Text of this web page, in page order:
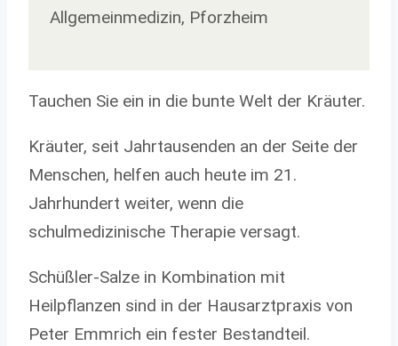
Allgemeinmedizin, Pforzheim
Tauchen Sie ein in die bunte Welt der Kräuter.
Kräuter, seit Jahrtausenden an der Seite der
Menschen, helfen auch heute im 21.
Jahrhundert weiter, wenn die
schulmedizinische Therapie versagt.
Schüßler-Salze in Kombination mit
Heilpflanzen sind in der Hausarztpraxis von
Peter Emmrich ein fester Bestandteil.